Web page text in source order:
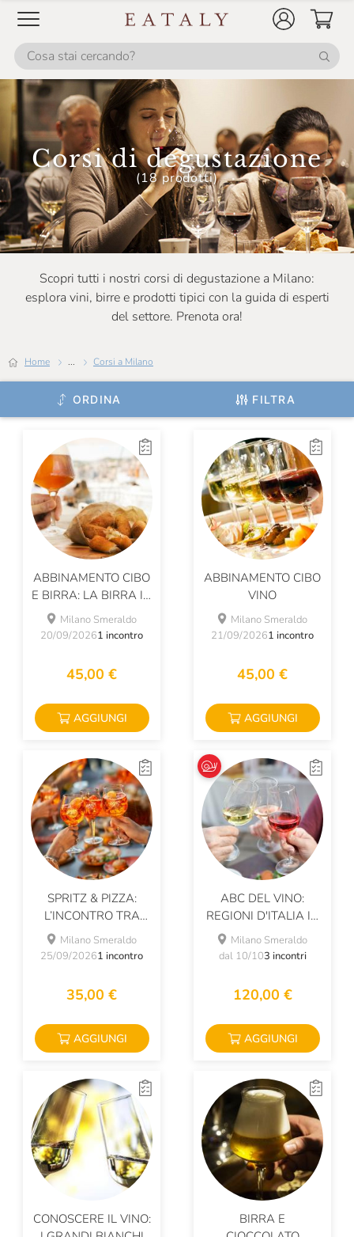
Corsi di degustazione
(18 prodotti)
Scopri tutti i nostri corsi di degustazione a Milano:
esplora vini, birre e prodotti tipici con la guida di esperti
del settore. Prenota ora!
Home ... Corsi a Milano
ORDINA FILTRA
ABBINAMENTO CIBO
E BIRRA: LA BIRRA IN
TAVOLA
Milano Smeraldo
20/09/20261 incontro
45,00 €
AGGIUNGI
ABBINAMENTO CIBO
VINO
Milano Smeraldo
21/09/20261 incontro
45,00 €
AGGIUNGI
SPRITZ & PIZZA:
L’INCONTRO TRA
GRANDI CLASSICI
ITALIANI!
Milano Smeraldo
25/09/20261 incontro
35,00 €
AGGIUNGI
ABC DEL VINO:
REGIONI D'ITALIA IN
3 LEZIONI
Milano Smeraldo
dal 10/103 incontri
120,00 €
AGGIUNGI
CONOSCERE IL VINO:
BIRRA E